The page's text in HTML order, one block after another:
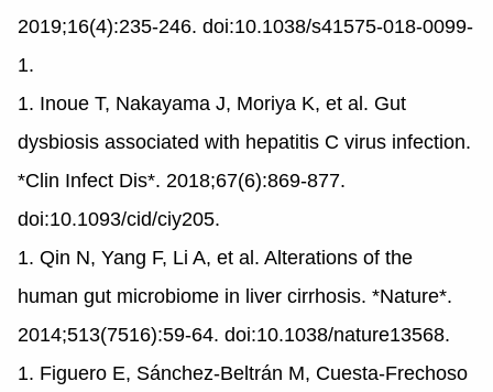
2019;16(4):235-246. doi:10.1038/s41575-018-0099-
1.
1. Inoue T, Nakayama J, Moriya K, et al. Gut
dysbiosis associated with hepatitis C virus infection.
*Clin Infect Dis*. 2018;67(6):869-877.
doi:10.1093/cid/ciy205.
1. Qin N, Yang F, Li A, et al. Alterations of the
human gut microbiome in liver cirrhosis. *Nature*.
2014;513(7516):59-64. doi:10.1038/nature13568.
1. Figuero E, Sánchez-Beltrán M, Cuesta-Frechoso